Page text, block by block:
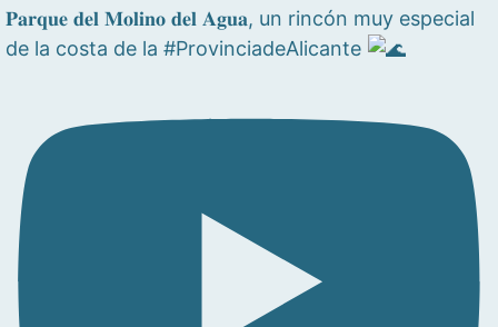
𝐏𝐚𝐫𝐪𝐮𝐞 𝐝𝐞𝐥 𝐌𝐨𝐥𝐢𝐧𝐨 𝐝𝐞𝐥 𝐀𝐠𝐮𝐚, un rincón muy especial
de la costa de la #ProvinciadeAlicante